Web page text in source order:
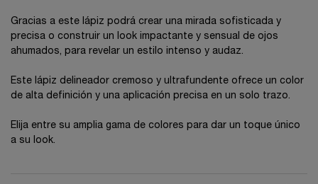
Gracias a este lápiz podrá crear una mirada sofisticada y
precisa o construir un look impactante y sensual de ojos
ahumados, para revelar un estilo intenso y audaz.
Este lápiz delineador cremoso y ultrafundente ofrece un color
de alta definición y una aplicación precisa en un solo trazo.
Elija entre su amplia gama de colores para dar un toque único
a su look.